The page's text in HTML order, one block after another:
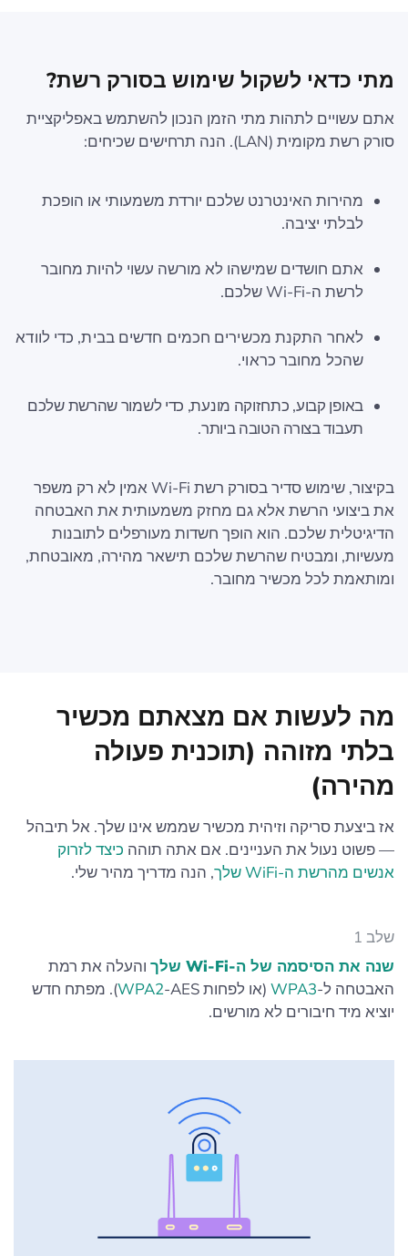
מתי כדאי לשקול שימוש בסורק רשת?
אתם עשויים לתהות מתי הזמן הנכון להשתמש באפליקציית
סורק רשת מקומית (LAN). הנה תרחישים שכיחים:
מהירות האינטרנט שלכם יורדת משמעותי או הופכת
לבלתי יציבה.
אתם חושדים שמישהו לא מורשה עשוי להיות מחובר
לרשת ה-Wi-Fi שלכם.
לאחר התקנת מכשירים חכמים חדשים בבית, כדי לוודא
שהכל מחובר כראוי.
באופן קבוע, כתחזוקה מונעת, כדי לשמור שהרשת שלכם
תעבוד בצורה הטובה ביותר.
בקיצור, שימוש סדיר בסורק רשת Wi-Fi אמין לא רק משפר
את ביצועי הרשת אלא גם מחזק משמעותית את האבטחה
הדיגיטלית שלכם. הוא הופך חשדות מעורפלים לתובנות
מעשיות, ומבטיח שהרשת שלכם תישאר מהירה, מאובטחת,
ומותאמת לכל מכשיר מחובר.
מה לעשות אם מצאתם מכשיר
בלתי מזוהה (תוכנית פעולה
מהירה)
אז ביצעת סריקה וזיהית מכשיר שממש אינו שלך. אל תיבהל
— פשוט נעול את העניינים. אם אתה תוהה כיצד לזרוק
אנשים מהרשת ה-WiFi שלך
, הנה מדריך מהיר שלי.
שלב 1
שנה את הסיסמה של ה-Wi‑Fi שלך
והעלה את רמת
האבטחה ל-WPA3 (או לפחות WPA2‑AES). מפתח חדש
יוציא מיד חיבורים לא מורשים.